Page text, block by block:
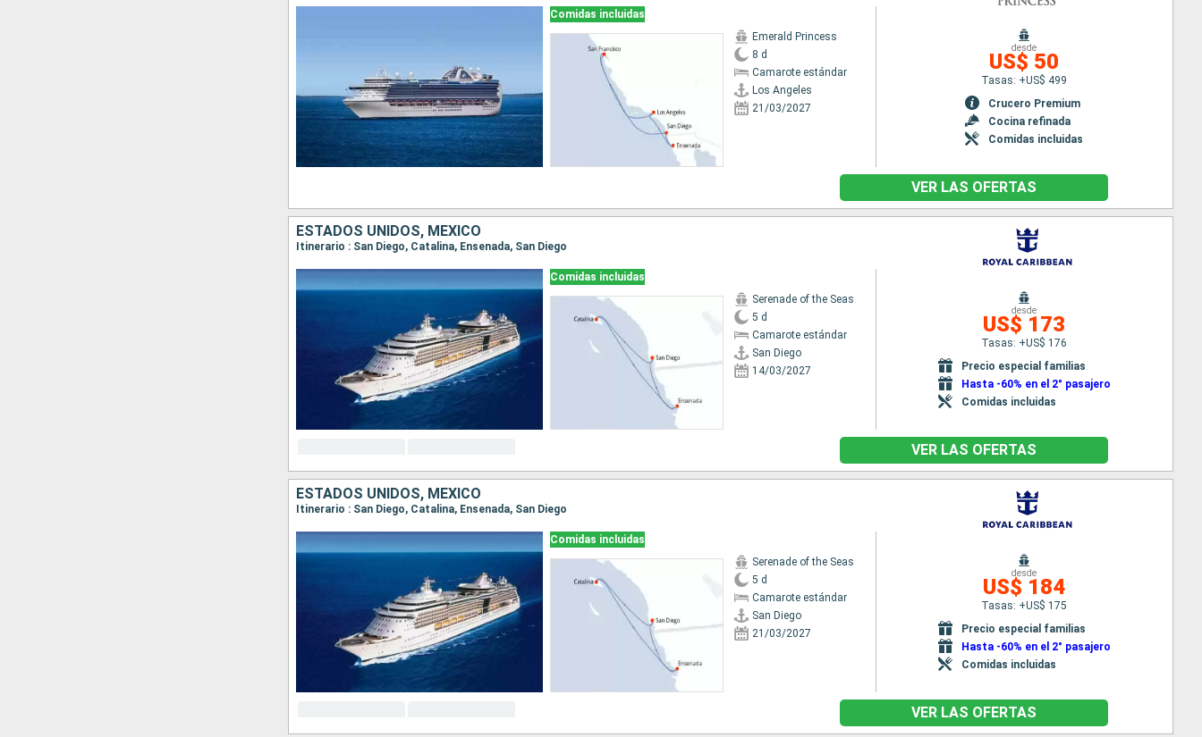
Comidas incluidas
Emerald Princess
8 d
Camarote estándar
Los Angeles
21/03/2027
desde
US$ 50
Tasas: +US$ 499
Crucero Premium
Cocina refinada
Comidas incluidas
VER LAS OFERTAS
ESTADOS UNIDOS, MÉXICO
Itinerario : San Diego, Catalina, Ensenada, San Diego
Comidas incluidas
Serenade of the Seas
5 d
Camarote estándar
San Diego
14/03/2027
desde
US$ 173
Tasas: +US$ 176
Precio especial familias
Hasta -60% en el 2° pasajero
Comidas incluidas
VER LAS OFERTAS
ESTADOS UNIDOS, MÉXICO
Itinerario : San Diego, Catalina, Ensenada, San Diego
Comidas incluidas
Serenade of the Seas
5 d
Camarote estándar
San Diego
21/03/2027
desde
US$ 184
Tasas: +US$ 175
Precio especial familias
Hasta -60% en el 2° pasajero
Comidas incluidas
VER LAS OFERTAS